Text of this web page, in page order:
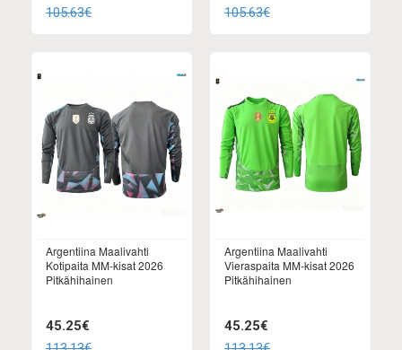
105.63€
105.63€
Argentiina Maalivahti
Kotipaita MM-kisat 2026
Pitkähihainen
45.25€
Argentiina Maalivahti
Vieraspaita MM-kisat 2026
Pitkähihainen
45.25€